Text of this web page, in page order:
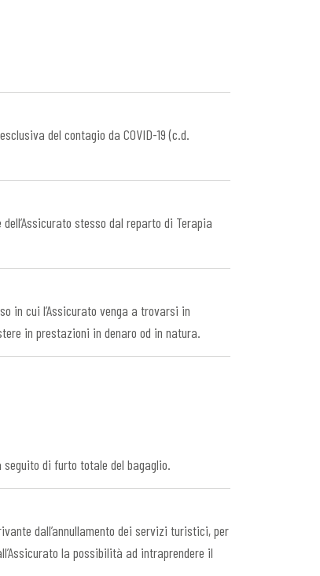
del contagio da COVID-19 (c.d.
stesso dal reparto di Terapia
in cui l’Assicurato venga a trovarsi in
in prestazioni in denaro od in natura.
seguito di furto totale del bagaglio.
dall’annullamento dei servizi turistici, per
la possibilità ad intraprendere il